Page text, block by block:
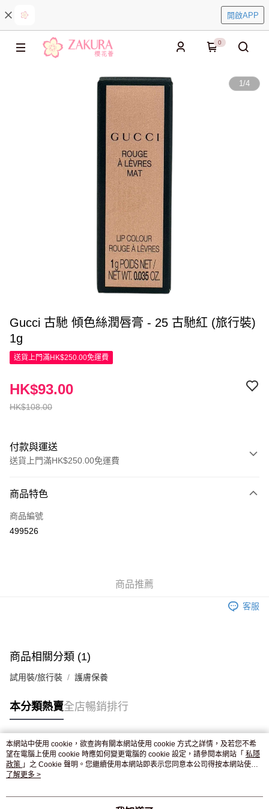
開啟APP
0
1/4
Gucci 古馳 傾色絲潤唇膏 - 25 古馳紅 (旅行裝)
1g
送貨上門滿HK$250.00免運費
HK$108.00
HK$93.00
付款與運送
送貨上門滿HK$250.00免運費
信用卡
Apple Pay
商品特色
商品編號
499526
商品推薦
客服
商品相關分類 (1)
試用裝/旅行裝 護膚保養
本分類熱賣全店暢銷排行
熱門標籤
熱銷排行
本網站中使用 cookie，欲查詢有關本網站使用 cookie 方式之詳情，及若您不希
望在電腦上使用 cookie 時應如何變更電腦的 cookie 設定，請參閱本網站「 私隱
政策 」之 Cookie 聲明。您繼續使用本網站即表示您同意本公司得按本網站使用
條款之 Cookie 聲明使用 cookie。
了解更多 >